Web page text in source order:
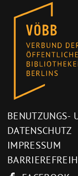
BENUTZUNGS-
DATENSCHUTZ
IMPRESSUM